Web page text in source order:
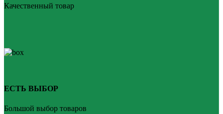
Качественный товар
ЕСТЬ ВЫБОР
Большой выбор товаров